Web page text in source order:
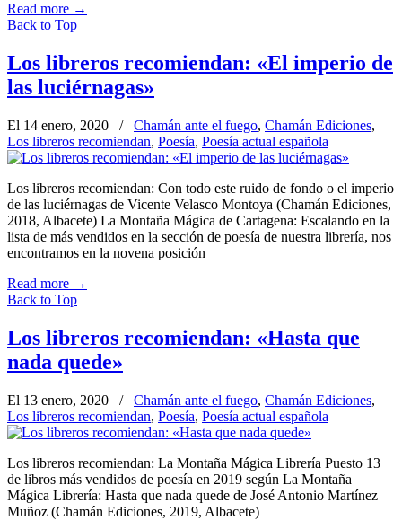
Read more →
Back to Top
Los libreros recomiendan: «El imperio de
las luciérnagas»
El 14 enero, 2020 / Chamán ante el fuego, Chamán Ediciones,
Los libreros recomiendan, Poesía, Poesía actual española
Los libreros recomiendan: Con todo este ruido de fondo o el imperio
de las luciérnagas de Vicente Velasco Montoya (Chamán Ediciones,
2018, Albacete) La Montaña Mágica de Cartagena: Escalando en la
lista de más vendidos en la sección de poesía de nuestra librería, nos
encontramos en la novena posición
Read more →
Back to Top
Los libreros recomiendan: «Hasta que
nada quede»
El 13 enero, 2020 / Chamán ante el fuego, Chamán Ediciones,
Los libreros recomiendan, Poesía, Poesía actual española
Los libreros recomiendan: La Montaña Mágica Librería Puesto 13
de libros más vendidos de poesía en 2019 según La Montaña
Mágica Librería: Hasta que nada quede de José Antonio Martínez
Muñoz (Chamán Ediciones, 2019, Albacete)